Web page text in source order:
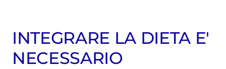
INTEGRARE LA DIETA E'
NECESSARIO